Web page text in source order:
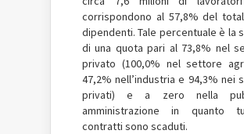
corrispondono al 57,8% del
dipendenti. Tale percentuale è la
di una quota pari al 73,8% nel
privato (100,0% nel settore
47,2% nell’industria e 94,3% nei
privati) e a zero nella
amministrazione in quanto
contratti sono scaduti.